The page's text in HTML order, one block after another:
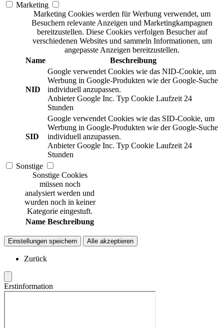
Marketing
Marketing Cookies werden für Werbung verwendet, um
Besuchern relevante Anzeigen und Marketingkampagnen
bereitzustellen. Diese Cookies verfolgen Besucher auf
verschiedenen Websites und sammeln Informationen, um
angepasste Anzeigen bereitzustellen.
Name
Beschreibung
NID
Google verwendet Cookies wie das NID-Cookie, um
Werbung in Google-Produkten wie der Google-Suche
individuell anzupassen.
Anbieter Google Inc. Typ Cookie Laufzeit 24
Stunden
SID
Google verwendet Cookies wie das SID-Cookie, um
Werbung in Google-Produkten wie der Google-Suche
individuell anzupassen.
Anbieter Google Inc. Typ Cookie Laufzeit 24
Stunden
Sonstige
Sonstige Cookies
müssen noch
analysiert werden und
wurden noch in keiner
Kategorie eingestuft.
Name Beschreibung
Einstellungen speichern Alle akzeptieren
Zurück
Erstinformation